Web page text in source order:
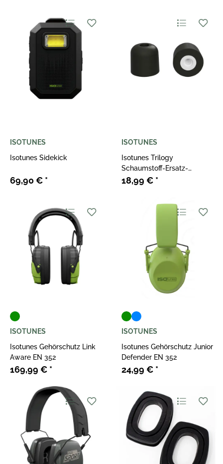
ISOTUNES
Isotunes Sidekick
69,90 € *
ISOTUNES
Isotunes Trilogy
Schaumstoff-Ersatz-
Ohrstöpsel 5er-Packung
18,99 € *
ISOTUNES
Isotunes Gehörschutz Link
Aware EN 352
169,99 € *
ISOTUNES
Isotunes Gehörschutz Junior
Defender EN 352
24,99 € *